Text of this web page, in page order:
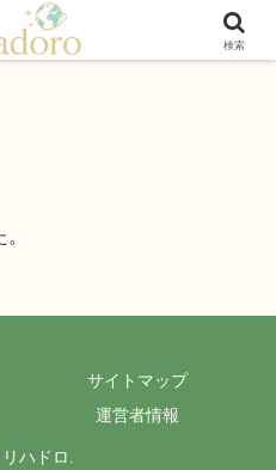
“黄金旅”ガイド
サイトマップ
運営者情報
ハドロ.
検索